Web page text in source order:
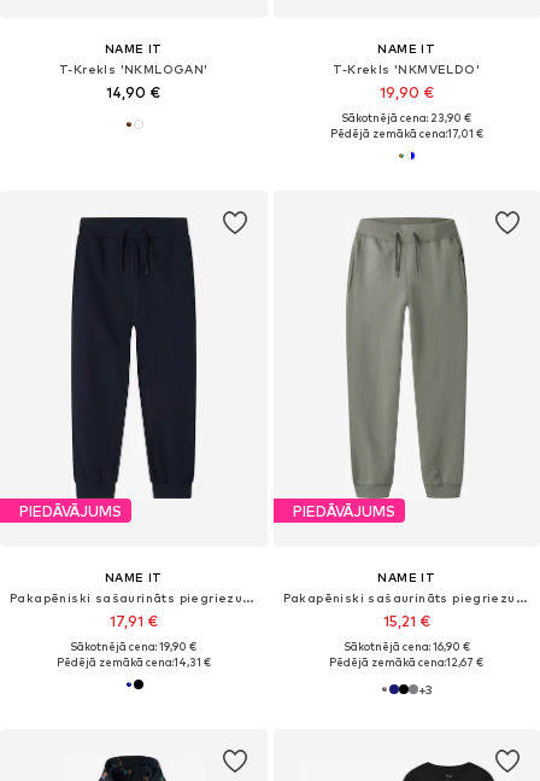
NAME IT
T-Krekls 'NKMLOGAN'
14,90 €
NAME IT
T-Krekls 'NKMVELDO'
19,90 €
Sākotnējā cena: 23,90 €
Pēdējā zemākā cena:17,01 €
PIEDĀVĀJUMS
NAME IT
Pakapēniski sašaurināts piegriezums Bikses 'NKMVIAN'
17,91 €
Sākotnējā cena: 19,90 €
Pēdējā zemākā cena:14,31 €
PIEDĀVĀJUMS
NAME IT
Pakapēniski sašaurināts piegriezums Bikses
15,21 €
Sākotnējā cena: 16,90 €
Pēdējā zemākā cena:12,67 €
+3